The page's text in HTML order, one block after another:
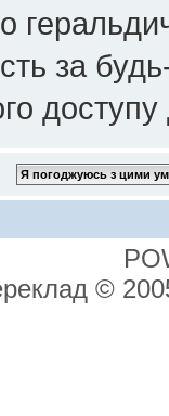
за
доступу
©